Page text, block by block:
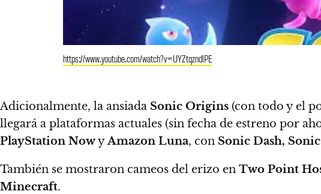
https://www.youtube.com/watch?v=UYZtqzndlPE
Adicionalmente, la ansiada Sonic Origins (con todo y el
llegará a plataformas actuales (sin fecha de estreno por
PlayStation NowyAmazon Luna, con Sonic Dash,
También se mostraron cameos del erizo en Two Point
Minecraft.